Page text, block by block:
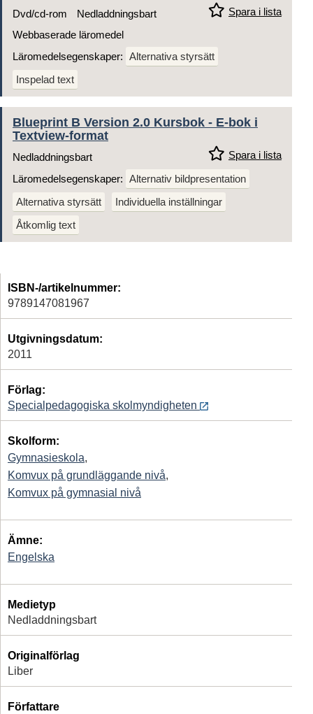
Spara i lista
Dvd/cd-rom
Nedladdningsbart
Webbaserade läromedel
Läromedelsegenskaper: Alternativa styrsätt
Inspelad text
Blueprint B Version 2.0 Kursbok - E-bok i
Textview-format
Spara i lista
Nedladdningsbart
Läromedelsegenskaper: Alternativ bildpresentation
Alternativa styrsätt
Individuella inställningar
Åtkomlig text
ISBN-/artikelnummer:
9789147081967
Utgivningsdatum:
2011
Förlag:
Specialpedagogiska skolmyndigheten
Skolform:
Gymnasieskola,
Komvux på grundläggande nivå,
Komvux på gymnasial nivå
Ämne:
Engelska
Medietyp
Nedladdningsbart
Originalförlag
Liber
Författare